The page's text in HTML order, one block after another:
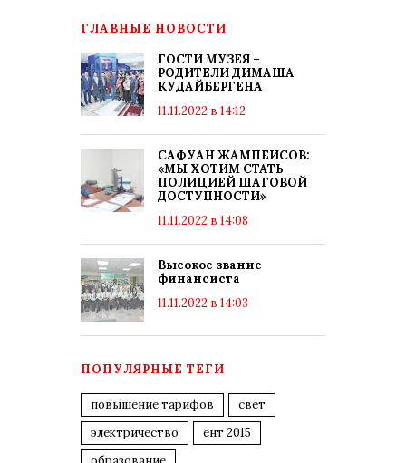
ГЛАВНЫЕ НОВОСТИ
ГОСТИ МУЗЕЯ –
РОДИТЕЛИ ДИМАША
КУДАЙБЕРГЕНА
11.11.2022 в 14:12
САФУАН ЖАМПЕИСОВ:
«МЫ ХОТИМ СТАТЬ
ПОЛИЦИЕЙ ШАГОВОЙ
ДОСТУПНОСТИ»
11.11.2022 в 14:08
Высокое звание
финансиста
11.11.2022 в 14:03
ПОПУЛЯРНЫЕ ТЕГИ
повышение тарифов
свет
электричество
ент 2015